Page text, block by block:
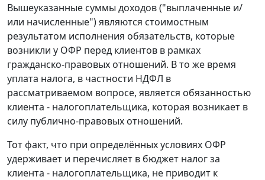
Вышеуказанные суммы доходов ("выплаченные и/
или начисленные") являются стоимостным
результатом исполнения обязательств, которые
возникли у ОФР перед клиентов в рамках
гражданско-правовых отношений. В то же время
уплата налога, в частности НДФЛ в
рассматриваемом вопросе, является обязанностью
клиента - налогоплательщика, которая возникает в
силу публично-правовых отношений.
Тот факт, что при определённых условиях ОФР
удерживает и перечисляет в бюджет налог за
клиента - налогоплательщика, не приводит к